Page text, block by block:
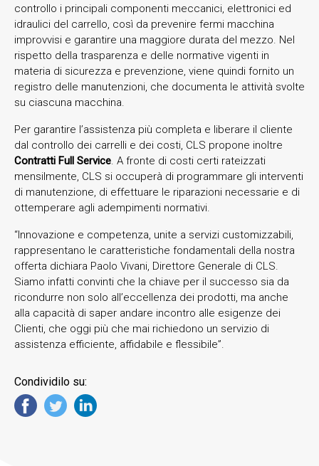
controllo i principali componenti meccanici, elettronici ed
idraulici del carrello, così da prevenire fermi macchina
improvvisi e garantire una maggiore durata del mezzo. Nel
rispetto della trasparenza e delle normative vigenti in
materia di sicurezza e prevenzione, viene quindi fornito un
registro delle manutenzioni, che documenta le attività svolte
su ciascuna macchina.
Per garantire l’assistenza più completa e liberare il cliente
dal controllo dei carrelli e dei costi, CLS propone inoltre
Contratti Full Service. A fronte di costi certi rateizzati
mensilmente, CLS si occuperà di programmare gli interventi
di manutenzione, di effettuare le riparazioni necessarie e di
ottemperare agli adempimenti normativi.
“Innovazione e competenza, unite a servizi customizzabili,
rappresentano le caratteristiche fondamentali della nostra
offerta dichiara Paolo Vivani, Direttore Generale di CLS.
Siamo infatti convinti che la chiave per il successo sia da
ricondurre non solo all’eccellenza dei prodotti, ma anche
alla capacità di saper andare incontro alle esigenze dei
Clienti, che oggi più che mai richiedono un servizio di
assistenza efficiente, affidabile e flessibile”.
Condividilo su: